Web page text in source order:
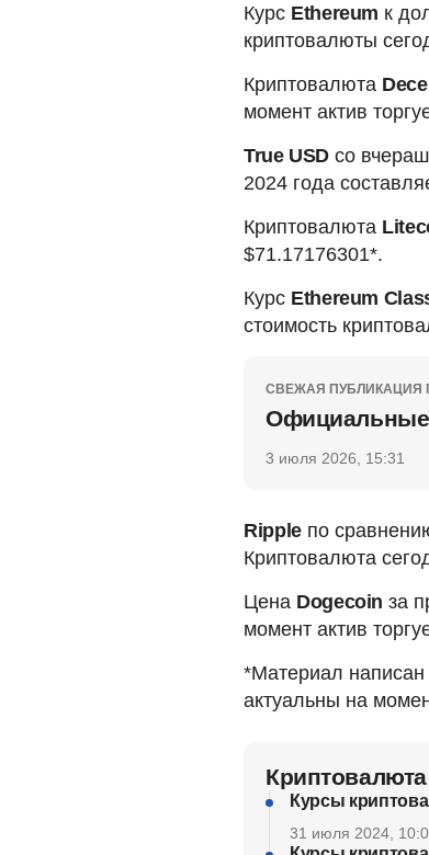
Курс Ethereum к
криптовалюты
Криптовалюта
момент актив
True USD со
2024 года
Криптовалюта
$71.17176301*.
Курс Ethereum
стоимость
СВЕЖАЯ ПУБЛИКАЦИЯ
Официальные
3 июля 2026, 15:31
Rippleпо
Криптовалюта
Цена Dogecoin за
момент актив
*Материал
актуальны на
Криптовалюта
Курсы
31 июля 2024,